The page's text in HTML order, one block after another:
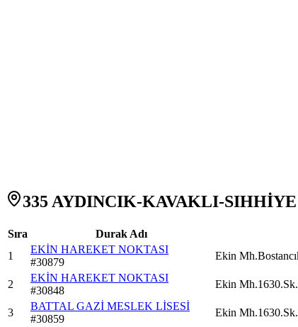
335 AYDINCIK-KAVAKLI-SIHHİYE
Sıra Durak Adı
1
EKİN HAREKET NOKTASI
#30879
Ekin
2
EKİN HAREKET NOKTASI
#30848
Ekin
3
BATTAL GAZİ MESLEK LİSESİ
#30859
Ekin